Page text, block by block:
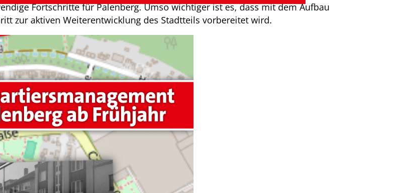
Fortschritte für Palenberg. Umso wichtiger ist es, dass mit dem Aufbau
zur aktiven Weiterentwicklung des Stadtteils vorbereitet wird.